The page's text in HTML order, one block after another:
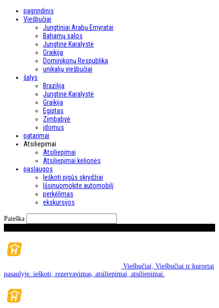
pagrindinis
Viešbučiai
Jungtiniai Arabų Emyratai
Bahamų salos
Jungtinė Karalystė
Graikija
Dominikonų Respublika
unikalių viešbučiai
šalys
Brazilija
Jungtinė Karalystė
Graikija
Egiptas
Zimbabvė
įdomus
patarimai
Atsiliepimai
Atsiliepimai
Atsiliepimai kelionės
paslaugos
Ieškoti pigūs skrydžiai
Išsinuomokite automobilį
perkėlimas
ekskursijos
Paieška
Viešbučiai, Viešbučiai ir kurortai
pasaulyje. ieškoti, rezervavimas, atsiliepimai, atsiliepimai.